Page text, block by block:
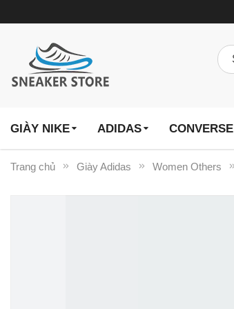
GIÀY NIKE ADIDAS CONVERSE
Trang chủ Giày Adidas Women Others